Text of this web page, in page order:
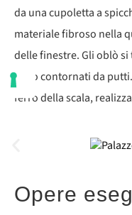
da una cupoletta a
materiale fibroso nella
delle finestre. Gli oblò
sono contornati da
ferro della scala,
Opere